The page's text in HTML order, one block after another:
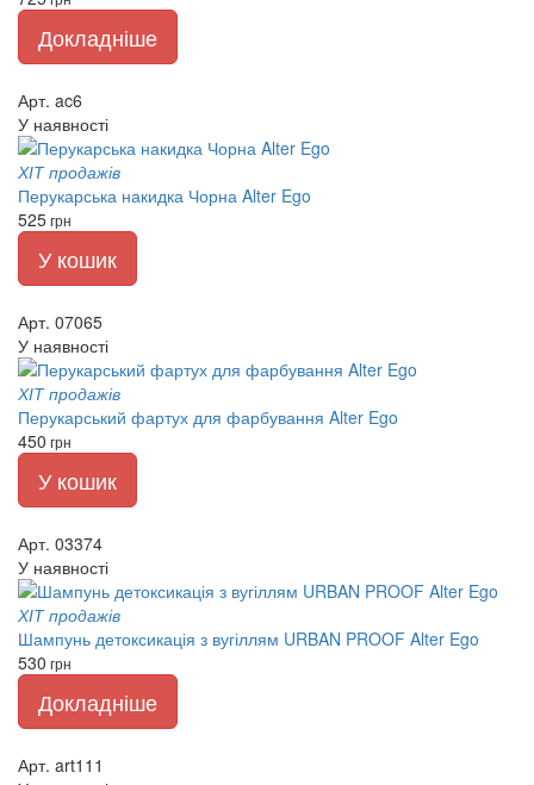
Докладніше
Арт. ac6
У наявності
ХІТ продажів
Перукарська накидка Чорна Alter Ego
525грн
У кошик
Арт. 07065
У наявності
ХІТ продажів
Перукарський фартух для фарбування Alter Ego
450 грн
У кошик
Арт. 03374
У наявності
ХІТ продажів
Шампунь детоксикація з вугіллям URBAN PROOF Alter Ego
530 грн
Докладніше
Арт. art111